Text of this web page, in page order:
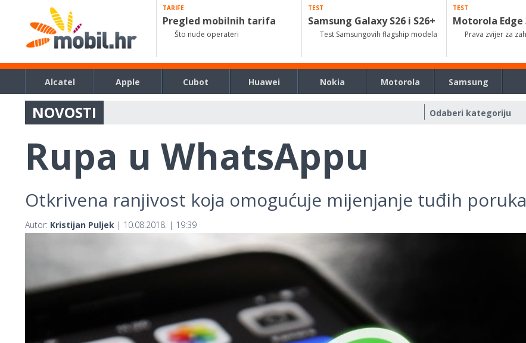
TARIFE
Pregled mobilnih tarifa
Što nude operateri
TEST
Samsung Galaxy S26 i S26+
Test Samsungovih flagship modela
TEST
Motorola Edge
Prava zvijer za
Alcatel Apple Cubot Huawei Nokia Motorola Samsung
NOVOSTI
Rupa u WhatsAppu
Otkrivena ranjivost koja omogućuje mijenjanje tuđih poruka
Autor: Kristijan Puljek | 10.08.2018. | 19:39